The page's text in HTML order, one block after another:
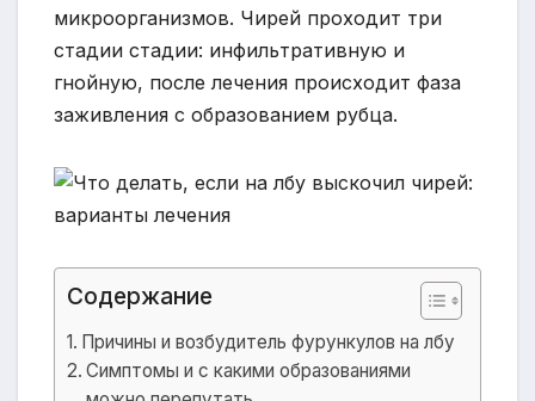
микроорганизмов. Чирей проходит три
стадии стадии: инфильтративную и
гнойную, после лечения происходит фаза
заживления с образованием рубца.
Содержание
Причины и возбудитель фурункулов на лбу
Симптомы и с какими образованиями